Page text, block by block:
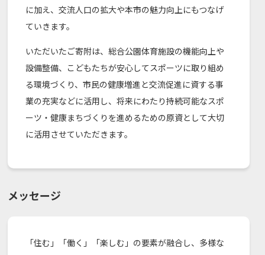
に加え、交流人口の拡大や本市の魅力向上にもつなげ
ていきます。
いただいたご寄附は、総合公園体育施設の機能向上や
設備整備、こどもたちが安心してスポーツに取り組め
る環境づくり、市民の健康増進と交流促進に資する事
業の充実などに活用し、将来にわたり持続可能なスポ
ーツ・健康まちづくりを進めるための原資として大切
に活用させていただきます。
メッセージ
「住む」「働く」「楽しむ」の要素が融合し、多様な